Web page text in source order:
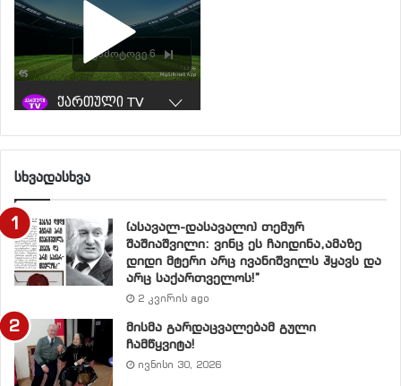
სხვადასხვა
(ასავალ-დასავალი) თემურ
შაშიაშვილი: ვინც ეს ჩაიდინა,ამაზე
დიდი მტერი არც ივანიშვილს ჰყავს და
არც საქართველოს!”
2 კვირის ago
მისმა გარდაცვალებამ გული
ჩამწყვიტა!
ივნისი 30, 2026